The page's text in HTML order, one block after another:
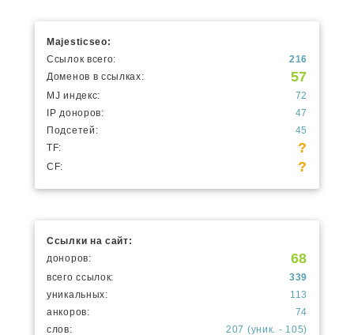
Majesticseo:
Ссылок всего:
216
Доменов в ссылках:
57
MJ индекс:
72
IP доноров:
47
Подсетей:
45
TF:
?
CF: ?
Ссылки на сайт:
доноров:
68
всего ссылок:
339
уникальных:
113
анкоров:
74
слов:
207 (уник. - 105)